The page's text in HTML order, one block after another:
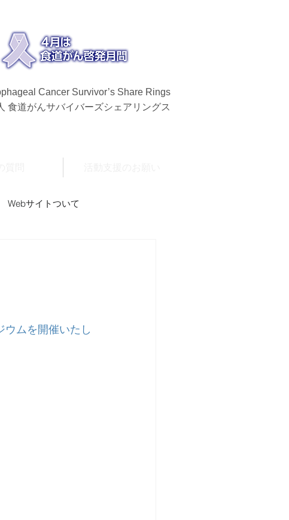
Cancer Survivor’s Share Rings
食道がんサバイバーズシェアリングス
Webサイトついて
ムを開催いたし